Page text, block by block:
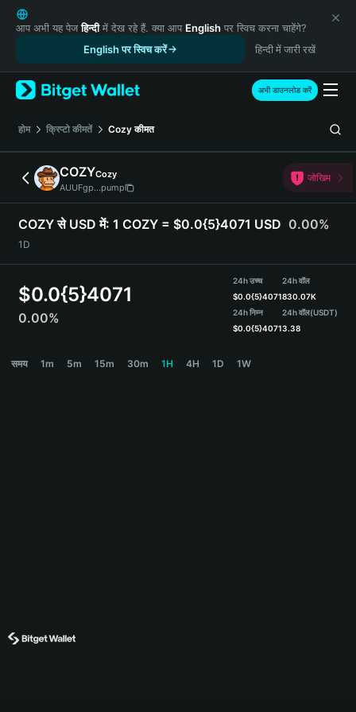
English
日本語
Русский
Español (Latinoamérica)
Türkçe
Italiano
Deutsch
简体中文
繁體中文
Português (Portugal)
Bahasa Indonesia
Español
आप अभी यह पेजहिन्दीमें देख रहे हैं. क्या आप English पर स्विच करना चाहेंगे?
English पर स्विच करें
हिन्दी में जारी रखें
अभी डाउनलोड करें
होम क्रिप्टो कीमतें Cozy कीमत
COZYCozy
AUUFgp...pump
जोखिम
COZY से USD में: 1 COZY = $0.0{5}4071 USD 0.00%
1D
$0.0{5}4071
0.00%
24h उच्च
$0.0{5}4071
24h निम्न
$0.0{5}4071
24h वॉल
830.07K
24h वॉल(USDT)
3.38
समय 1m 5m 15m 30m 1H 4H 1D 1W